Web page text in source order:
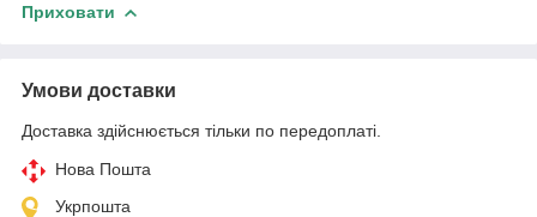
Приховати
Умови доставки
Доставка здійснюється тільки по передоплаті.
Нова Пошта
Укрпошта